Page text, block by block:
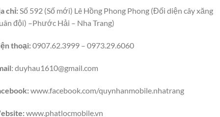
chỉ:Số 592 (Số mới) Lê Hồng Phong Phong (Đối diện cây xăng
đội) –Phước Hải – Nha Trang)
thoại:0907.62.3999 – 0973.29.6060
: duyhau1610@gmail.com
www.facebook.com/quynhanmobile.nhatrang
www.phatlocmobile.vn